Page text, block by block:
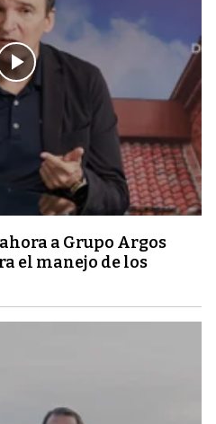
a Grupo Argos
el manejo de los